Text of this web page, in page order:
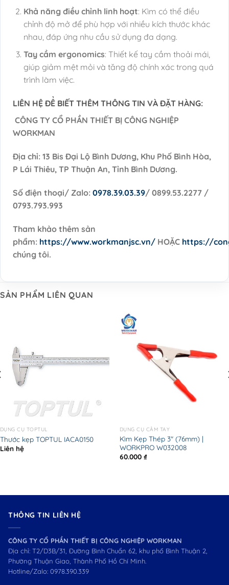
Khả năng điều chỉnh linh hoạt: Kìm có thể điều
chỉnh độ mở để phù hợp với nhiều kích thước khác
nhau, đáp ứng nhu cầu sử dụng đa dạng.
Tay cầm ergonomics: Thiết kế tay cầm thoải mái,
giúp giảm mệt mỏi và tăng độ chính xác trong quá
trình làm việc.
LIÊN HỆ ĐỂ BIẾT THÊM THÔNG TIN VÀ ĐẶT HÀNG:
CÔNG TY CỔ PHẦN THIẾT BỊ CÔNG NGHIỆP
WORKMAN
Địa chỉ: 13 Bis Đại Lộ Bình Dương, Khu Phố Bình Hòa,
P Lái Thiêu, TP Thuận An, Tỉnh Bình Dương.
Số điện thoại/ Zalo: 0978.39.03.39/ 0899.53.2277 /
0793.793.993
Tham khảo thêm sản
phẩm: https://www.workmanjsc.vn/ HOẶC https://
chúng tôi.
SẢN PHẨM LIÊN QUAN
DỤNG CỤ TOPTUL
Thước kẹp TOPTUL IACA0150
Liên hệ
DỤNG CỤ CẦM TAY
Kìm Kẹp Thép 3″ (76mm) |
WORKPRO W032008
60.000 ₫
THÔNG TIN LIÊN HỆ
CÔNG TY CỔ PHẦN THIẾT BỊ CÔNG NGHIỆP WORKMAN
Địa chỉ: T2/D3B/31, Đường Bình Chuẩn 62, khu phố Bình Thuận 2,
Phường Thuận Giao, Thành Phố Hồ Chí Minh.
Hotline/Zalo: 0978.390.339